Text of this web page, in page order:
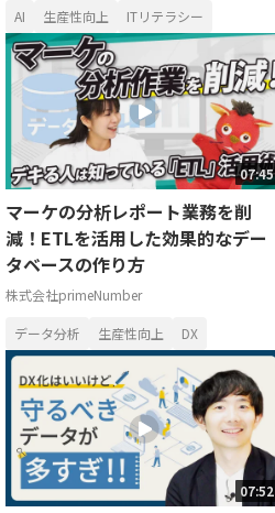
AI 生産性向上 ITリテラシー
07:45
マーケの分析レポート業務を削
減！ETLを活用した効果的なデー
タベースの作り方
株式会社primeNumber
データ分析 生産性向上 DX
07:52